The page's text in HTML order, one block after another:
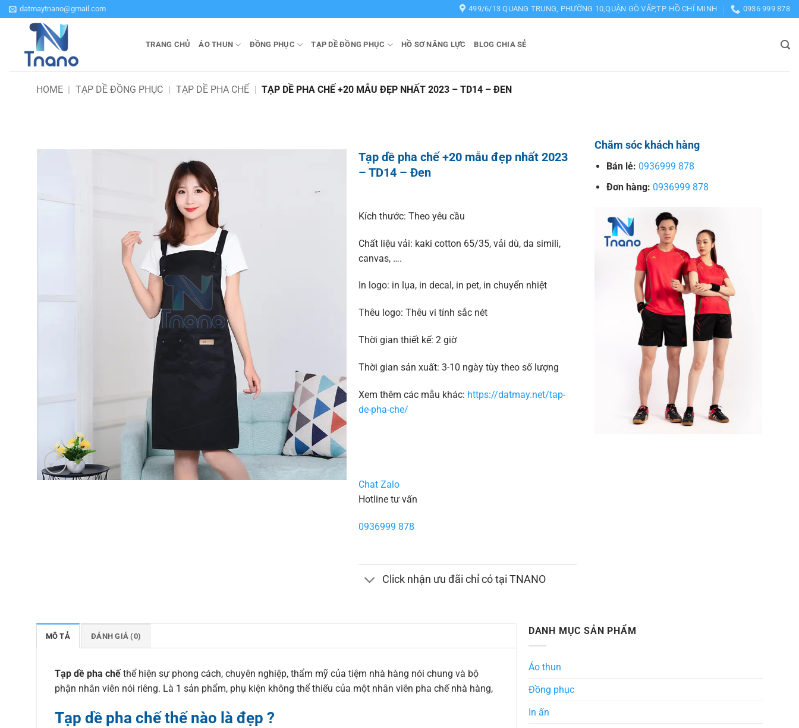
Bỏ
qua
datmaytnano@gmail.com 499/6/13 QUANG TRUNG, PHƯỜNG 10,QUẬN GÒ VẤP,TP. HỒ CHÍ MINH 0936 999 878
TRANG CHỦ ÁO THUN ĐỒNG PHỤC TẠP DỀ ĐỒNG PHỤC HỒ SƠ NĂNG LỰC BLOG CHIA SẺ
HOME | TẠP DỀ ĐỒNG PHỤC | TẠP DỀ PHA CHẾ | TẠP DỀ PHA CHẾ +20 MẪU ĐẸP NHẤT 2023 – TD14 – ĐEN
Tạp dề pha chế +20 mẫu đẹp nhất 2023
– TD14 – Đen
Kích thước: Theo yêu cầu
Chất liệu vải: kaki cotton 65/35, vải dù, da simili,
canvas, ….
In logo: in lụa, in decal, in pet, in chuyển nhiệt
Thêu logo: Thêu vi tính sắc nét
Thời gian thiết kế: 2 giờ
Thời gian sản xuất: 3-10 ngày tùy theo số lượng
Xem thêm các mẫu khác: https://datmay.net/tap-
de-pha-che/
Chat Zalo
Hotline tư vấn
0936999 878
Click nhận ưu đãi chỉ có tại TNANO
Chăm sóc khách hàng
Bán lẻ: 0936999 878
Đơn hàng: 0936999 878
MÔ TẢ ĐÁNH GIÁ (0)
Tạp dề pha chếthể hiện sự phong cách, chuyên nghiệp, thẩm mỹ của tiệm nhà hàng nói chung và bộ
phận nhân viên nói riêng. Là 1 sản phẩm, phụ kiện không thể thiếu của một nhân viên pha chế nhà hàng,
Tạp dề pha chế thế nào là đẹp ?
DANH MỤC SẢN PHẨM
Áo thun
Đồng phục
In ấn